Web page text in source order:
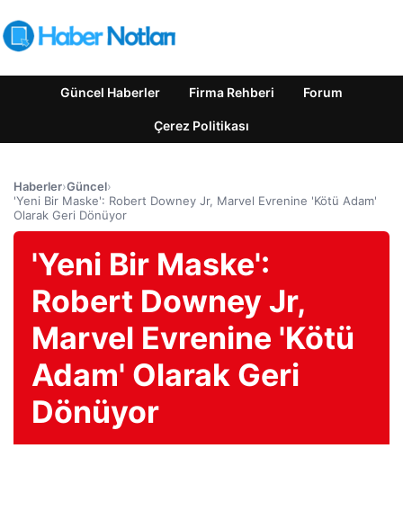
Güncel Haberler Firma Rehberi Forum
Çerez Politikası
Haberler›Güncel›
'Yeni Bir Maske': Robert Downey Jr, Marvel Evrenine 'Kötü Adam'
Olarak Geri Dönüyor
'Yeni Bir Maske':
Robert Downey Jr,
Marvel Evrenine 'Kötü
Adam' Olarak Geri
Dönüyor